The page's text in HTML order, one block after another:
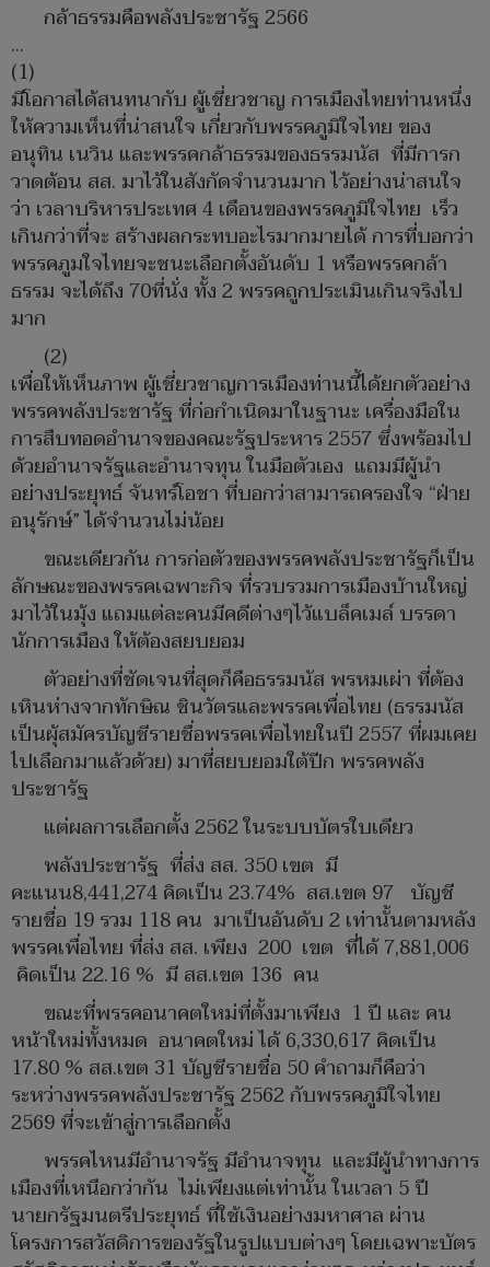
กล้าธรรมคือพลังประชารัฐ 2566
...
(1)
มีโอกาสได้สนทนากับ ผู้เชี่ยวชาญ การเมืองไทยท่านหนึ่ง
ให้ความเห็นที่น่าสนใจ เกี่ยวกับพรรคภูมิใจไทย ของ
อนุทิน เนวิน และพรรคกล้าธรรมของธรรมนัส ที่มีการก
วาดต้อน สส. มาไว้ในสังกัดจำนวนมาก ไว้อย่างน่าสนใจ
ว่า เวลาบริหารประเทศ 4 เดือนของพรรคภูมิใจไทย เร็ว
เกินกว่าที่จะ สร้างผลกระทบอะไรมากมายได้ การที่บอกว่า
พรรคภูมใจไทยจะชนะเลือกตั้งอันดับ 1 หรือพรรคกล้า
ธรรม จะได้ถึง 70ที่นั่ง ทั้ง 2 พรรคถูกประเมินเกินจริงไป
มาก
(2)
เพื่อให้เห็นภาพ ผู้เชี่ยวชาญการเมืองท่านนี้ได้ยกตัวอย่าง
พรรคพลังประชารัฐ ที่ก่อกำเนิดมาในฐานะ เครื่องมือใน
การสืบทอดอำนาจของคณะรัฐประหาร 2557 ซึ่งพร้อมไป
ด้วยอำนาจรัฐและอำนาจทุน ในมือตัวเอง แถมมีผู้นำ
อย่างประยุทธ์ จันทร์โอชา ที่บอกว่าสามารถครองใจ “ฝ่าย
อนุรักษ์” ได้จำนวนไม่น้อย
ขณะเดียวกัน การก่อตัวของพรรคพลังประชารัฐก็เป็น
ลักษณะของพรรคเฉพาะกิจ ที่รวบรวมการเมืองบ้านใหญ่
มาไว้ในมุ้ง แถมแต่ละคนมีคดีต่างๆไว้แบล็คเมล์ บรรดา
นักการเมือง ให้ต้องสยบยอม
ตัวอย่างที่ชัดเจนที่สุดก็คือธรรมนัส พรหมเผ่า ที่ต้อง
เหินห่างจากทักษิณ ชินวัตรและพรรคเพื่อไทย (ธรรมนัส
เป็นผุ้สมัครบัญชีรายชื่อพรรคเพื่อไทยในปี 2557 ที่ผมเคย
ไปเลือกมาแล้วด้วย) มาที่สยบยอมใต้ปีก พรรคพลัง
ประชารัฐ
แต่ผลการเลือกตั้ง 2562 ในระบบบัตรใบเดียว
พลังประชารัฐ ที่ส่ง สส. 350 เขต มี
คะแนน8,441,274 คิดเป็น 23.74% สส.เขต 97 บัญชี
รายชื่อ 19 รวม 118 คน มาเป็นอันดับ 2 เท่านั้นตามหลัง
พรรคเพื่อไทย ที่ส่ง สส. เพียง 200 เขต ที่ได้ 7,881,006
คิดเป็น 22.16 % มี สส.เขต 136 คน
ขณะที่พรรคอนาคตใหม่ที่ตั้งมาเพียง 1 ปี และ คน
หน้าใหม่ทั้งหมด อนาคตใหม่ ได้ 6,330,617 คิดเป็น
17.80 % สส.เขต 31 บัญชีรายชื่อ 50 คำถามก็คือว่า
ระหว่างพรรคพลังประชารัฐ 2562 กับพรรคภูมิใจไทย
2569 ที่จะเข้าสู่การเลือกตั้ง
พรรคไหนมีอำนาจรัฐ มีอำนาจทุน และมีผู้นำทางการ
เมืองที่เหนือกว่ากัน ไม่เพียงแต่เท่านั้น ในเวลา 5 ปี
นายกรัฐมนตรีประยุทธ์ ที่ใช้เงินอย่างมหาศาล ผ่าน
โครงการสวัสดิการของรัฐในรูปแบบต่างๆ โดยเฉพาะบัตร